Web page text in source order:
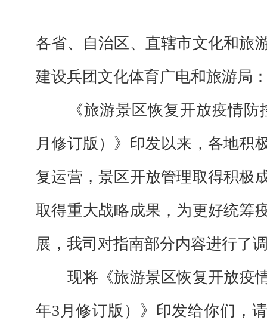
各省、自治区、直辖市文化和旅
建设兵团文化体育广电和旅游局
《旅游景区恢复开放疫情
月修订版）》印发以来，各地积
复运营，景区开放管理取得积极
取得重大战略成果，为更好统筹
展， 我司对指南部分内容进行了
现将 《旅游景区恢复开放疫
年3月修订版）》 印发给你们，